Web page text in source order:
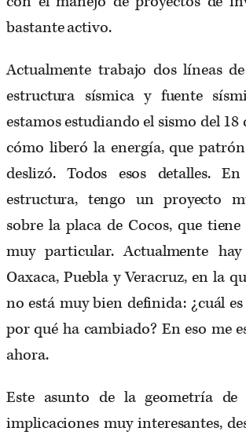
bastante activo.
Actualmente trabajo dos líneas
estructura sísmica y fuente
estamos estudiando el sismo del
cómo liberó la energía, que
deslizó. Todos esos detalles.
estructura, tengo un proyecto
sobre la placa de Cocos, que
muy particular. Actualmente
Oaxaca, Puebla y Veracruz, en la
no está muy bien definida: ¿cuál
por qué ha cambiado? En eso me
ahora.
Este asunto de la geometría
implicaciones muy interesantes,